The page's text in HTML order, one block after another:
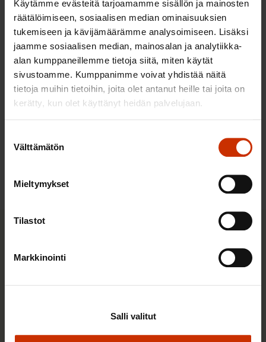
Käytämme evästeitä tarjoamamme sisällön ja mainosten
räätälöimiseen, sosiaalisen median ominaisuuksien
tukemiseen ja kävijämäärämme analysoimiseen. Lisäksi
jaamme sosiaalisen median, mainosalan ja analytiikka-
alan kumppaneillemme tietoja siitä, miten käytät
sivustoamme. Kumppanimme voivat yhdistää näitä
tietoja muihin tietoihin, joita olet antanut heille tai joita on
kerätty, kun olet käyttänyt heidän palvelujaan.
valinta
Välttämätön
Mieltymykset
Tilastot
Markkinointi
Salli valitut
Halpa työ, kallis hinta: ulkomaisten
työntekijöiden työperäinen
hyväksikäyttö ja sen kitkeminen -
selvityksen julkaisu
Liity ammattiliittoon